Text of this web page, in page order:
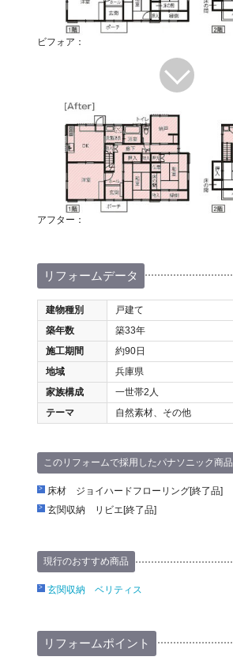
ビフォア：
アフター：
リフォームデータ
建物種別
戸建て
築年数
築33年
施工期間
約90日
地域
兵庫県
家族構成
一世帯2人
テーマ
自然素材、その他
このリフォームで採用したパナソニック商品
床材 ジョイハードフローリング[終了品]
玄関収納 リビエ[終了品]
現行のおすすめ商品
玄関収納 ベリティス
リフォームポイント